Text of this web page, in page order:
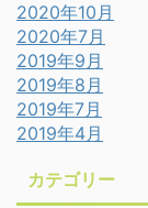
2020年10月
2020年7月
2019年9月
2019年8月
2019年7月
2019年4月
カテゴリー